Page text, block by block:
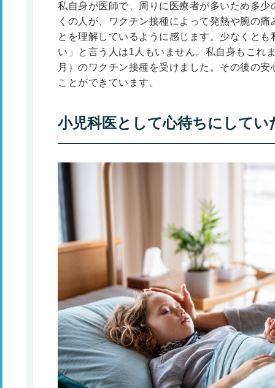
私自身が医師で、周りに医療者が多いため多
くの人が、ワクチン接種によって発熱や腕の
とを理解しているように感じます。少なくと
い」と言う人は1人もいません。私自身もこれ
月）のワクチン接種を受けました。その後の
ことができています。
小児科医として心待ちにしてい